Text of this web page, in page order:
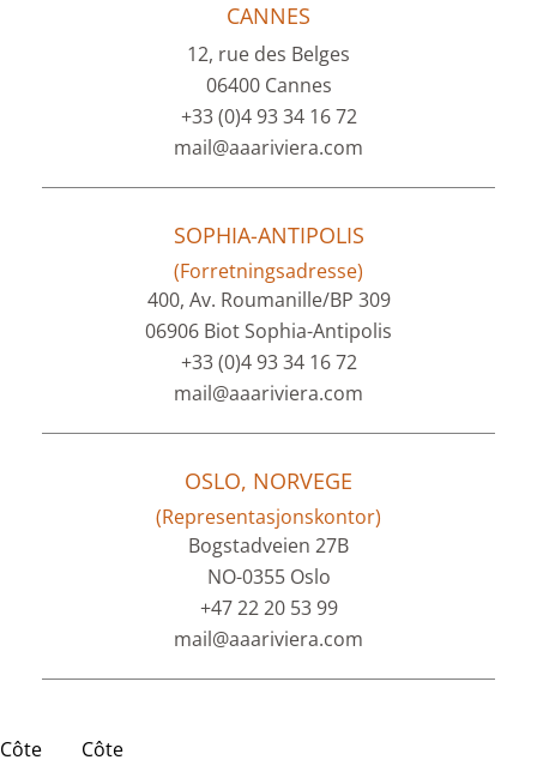
CANNES
12, rue des Belges
06400 Cannes
+33 (0)4 93 34 16 72
mail@aaariviera.com
SOPHIA-ANTIPOLIS
(Forretningsadresse)
400, Av. Roumanille/BP 309
06906 Biot Sophia-Antipolis
+33 (0)4 93 34 16 72
mail@aaariviera.com
OSLO, NORVEGE
(Representasjonskontor)
Bogstadveien 27B
NO-0355 Oslo
+47 22 20 53 99
mail@aaariviera.com
Côte
Côte